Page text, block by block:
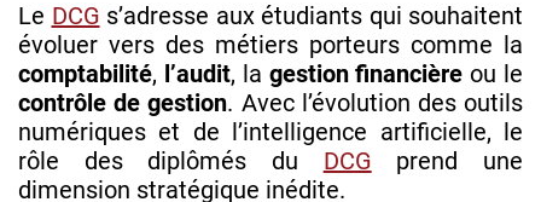
Le DCG s’adresse aux étudiants qui souhaitent
évoluer vers des métiers porteurs comme la
comptabilité, l’audit, la gestion financière ou le
contrôle de gestion. Avec l’évolution des outils
numériques et de l’intelligence artificielle, le
rôle des diplômés du DCG prend une
dimension stratégique inédite.